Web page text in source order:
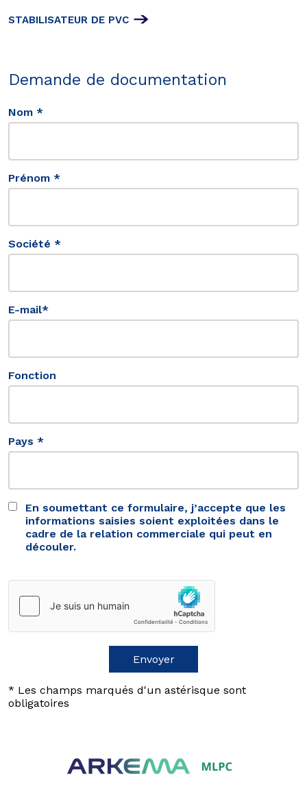
STABILISATEUR DE PVC
Demande de documentation
Nom *
Prénom *
Société *
E-mail*
Fonction
Pays *
En soumettant ce formulaire, j’accepte que les
informations saisies soient exploitées dans le
cadre de la relation commerciale qui peut en
découler.
* Les champs marqués d'un astérisque sont
obligatoires